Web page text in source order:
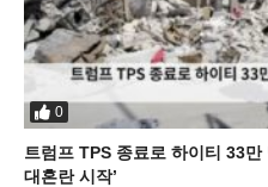
0
트럼프 TPS 종료로 하이티 33
대혼란 시작’